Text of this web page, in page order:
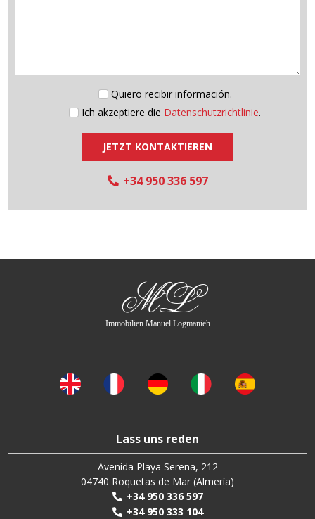
Quiero recibir información.
Ich akzeptiere die Datenschutzrichtlinie.
JETZT KONTAKTIEREN
+34 950 336 597
ML
Immobilien Manuel Logmanieh
Lass uns reden
Avenida Playa Serena, 212
04740 Roquetas de Mar (Almería)
+34 950 336 597
+34 950 333 104